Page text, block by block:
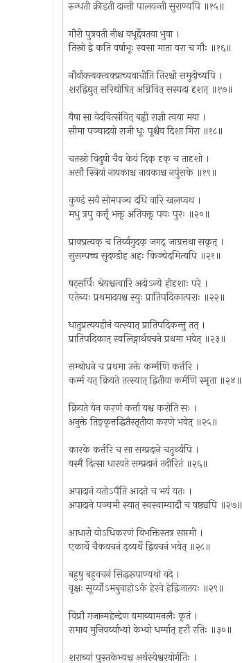
रुन्धती क्रीड़ती दान्ती पालयन्ती सुराण्यपि ॥१५॥
गौरी पुत्रवती नीश्च वधूर्द्देवतया भुवा ।
तिस्रो द्वे कति वर्षाभूः स्वसा माता वरा च गौः ॥१६॥
नौर्वाक्त्वक्त्वक्प्राच्यवाचीति तिरश्ची समुदीच्यपि ।
शरद्विद्युत् सरिद्योषित् अग्निवित् सस्पदा दृशत् ॥१७॥
यैषा सा वेदवित्संवित् बह्वी राज्ञी त्वया मया ।
सीमा पञ्चादयो राजी धूः पूश्चैव दिशा गिरा ॥१८॥
चतस्रो विदुषी चैव केयं दिक् दृक् च तादृशो ।
असौ स्त्रियां नायकाश्च नायकाश्च नपुंसके ॥१९॥
कुण्डं सर्वं सोमपञ्च दधि वारि खलप्वथ ।
मधु त्रपु कर्त्तृ भक्तृ अतिवक्तृ पयः पुरः ॥२०॥
प्राक्प्रत्यक् च तिर्य्यगुदक् जगद् जाग्रत्तथा सकृत् ।
सुसम्पच्च सुदण्डीह अहः किञ्चेदमित्यपि ॥२१॥
षट्‌सर्पिः श्रेयश्चत्वारि अदोऽन्ये हीदृशाः परे ।
एतेब्यः प्रथमादयश्च स्युः प्रातिपदिकात्पराः ॥२२॥
धातुप्रत्ययहीनं यत्स्यात् प्रातिपदिकन्तु तत् ।
प्रातिपदिकात् स्वलिङ्गार्थवचने प्रथमा भवेत् ॥२३॥
सम्बोधने च प्रथमा उक्ते कर्म्मणि कर्त्तरि ।
कर्म्म यत् क्रियते तत्स्यात् द्वितीया कर्मणि स्मृता ॥२४॥
क्रियते येन करणं कर्त्ता यश्च करोति सः ।
अनुक्ते तिङ्‌कृत्तद्धितैस्तृतीया करणे भवेत् ॥२५॥
कारके कर्त्तरि च सा सम्प्रदाने चतुर्थ्यपि ।
यस्मै दित्सा धारयते सम्प्रदानं तदीरितं ॥२६॥
अपादानं यतोऽपैति आदत्ते च भयं यतः ।
अपादाने पञ्चमी स्यात् स्वस्वाम्यादौ च षष्ठ्यपि ॥२७॥
आधारो योऽधिकरणं विभक्तिस्तत्र सप्तमी ।
एकार्थे चैकवचनं द्व्यर्थे द्विवचनं भवेत् ॥२८॥
बहुषु बहुवचनं सिद्धरूपाण्यथो वदे ।
वृक्षः सूर्य्योऽमबुवाहोऽर्क हेरवे हेद्विजातयः ॥२९॥
विप्रौ गजान्महेन्द्रेण यमाब्यामनलैः कृतं ।
रामाय मुनिवर्य्याभ्यां केभ्यो धर्म्मात् हरौ रतिः ॥३०॥
शराब्यां पुस्तकेभ्यश्च अर्थस्येश्वरयोर्गतिः ।